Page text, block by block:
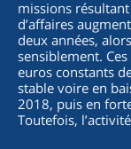
missions
d’affaires
deux années,
sensiblement.
euros constants
stable voire en
2018, puis en
Toutefois,